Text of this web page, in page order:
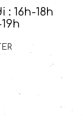
: 16h-18h